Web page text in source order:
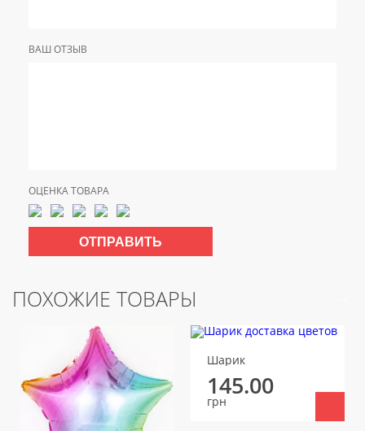
ВАШ ОТЗЫВ
ОЦЕНКА ТОВАРА
ПОХОЖИЕ ТОВАРЫ
Шарик
145.00
грн